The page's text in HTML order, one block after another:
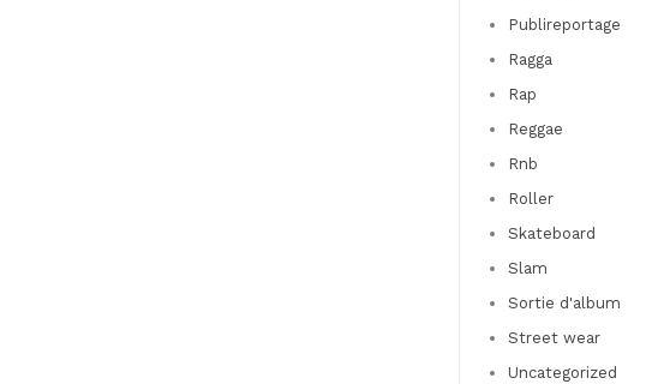
Publireportage
Ragga
Rap
Reggae
Rnb
Roller
Skateboard
Slam
Sortie d'album
Street wear
Uncategorized